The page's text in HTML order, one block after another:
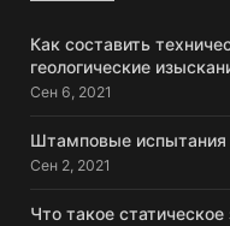
Как составить
геологические
Сен 6, 2021
Штамповые испытания
Сен 2, 2021
Что такое